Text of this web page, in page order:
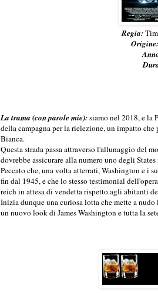
Regia:
Origine:
La trama (con parole mie):siamo nel 2018, e la
della campagna per la rielezione, un impatto che
Bianca.
Questa strada passa attraverso l'allunaggio del
dovrebbe assicurare alla numero uno degli
Peccato che, una volta atterrati, Washington e i
fin dal 1945, e che lo stesso testimonial
reich in attesa di vendetta rispetto agli abitanti
Inizia dunque una curiosa lotta che mette a
un nuovo look di James Washington e tutta la